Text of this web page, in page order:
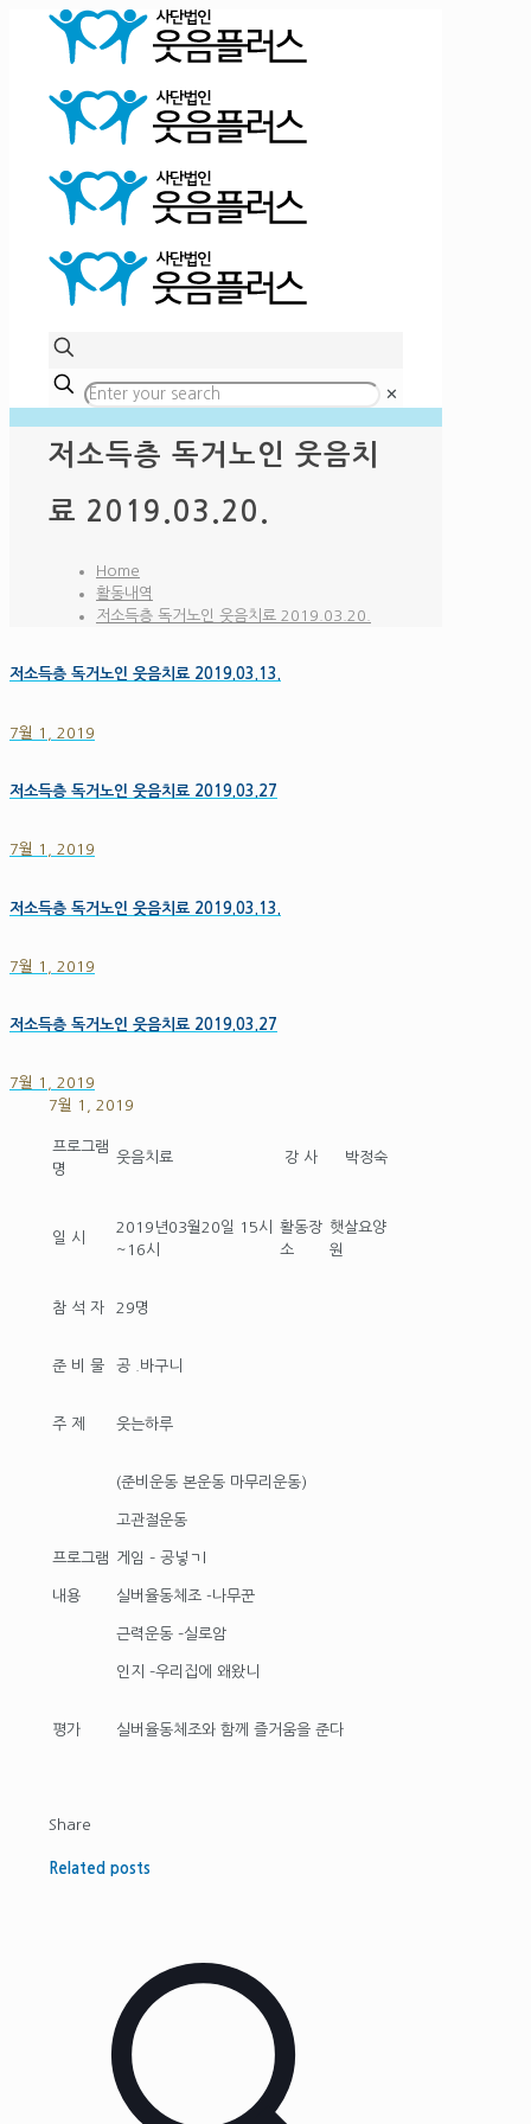
✕
저소득층 독거노인 웃음치
료 2019.03.20.
Home
활동내역
저소득층 독거노인 웃음치료 2019.03.20.
저소득층 독거노인 웃음치료 2019.03.13.
7월 1, 2019
저소득층 독거노인 웃음치료 2019.03.27
7월 1, 2019
저소득층 독거노인 웃음치료 2019.03.13.
7월 1, 2019
저소득층 독거노인 웃음치료 2019.03.27
7월 1, 2019
7월 1, 2019
프로그램
명
웃음치료 강 사 박정숙
일 시
2019년03월20일 15시
~16시
활동장
소
햇살요양
원
참 석 자 29명
준 비 물 공 .바구니
주 제 웃는하루
프로그램
내용
(준비운동 본운동 마무리운동)
고관절운동
게임 – 공넣ㄱl
실버율동체조 -나무꾼
근력운동 –실로암
인지 –우리집에 왜왔니
평가 실버율동체조와 함께 즐거움을 준다
Share
Related posts